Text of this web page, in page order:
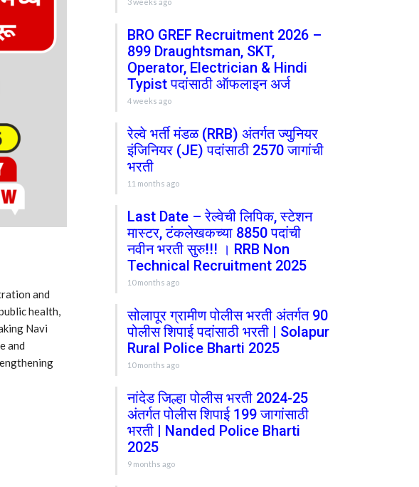
and
health,
Navi
and
BRO GREF Recruitment 2026 –
899 Draughtsman, SKT,
Operator, Electrician & Hindi
Typist पदांसाठी ऑफलाइन अर्ज
4 weeks ago
रेल्वे भर्ती मंडळ (RRB) अंतर्गत ज्युनियर
इंजिनियर (JE) पदांसाठी 2570 जागांची
भरती
11 months ago
Last Date – रेल्वेची लिपिक, स्टेशन
मास्टर, टंकलेखकच्या 8850 पदांची
नवीन भरती सुरु!!! । RRB Non
Technical Recruitment 2025
10 months ago
सोलापूर ग्रामीण पोलीस भरती अंतर्गत 90
पोलीस शिपाई पदांसाठी भरती | Solapur
Rural Police Bharti 2025
10 months ago
नांदेड जिल्हा पोलीस भरती 2024-25
अंतर्गत पोलीस शिपाई 199 जागांसाठी
भरती | Nanded Police Bharti
2025
9 months ago